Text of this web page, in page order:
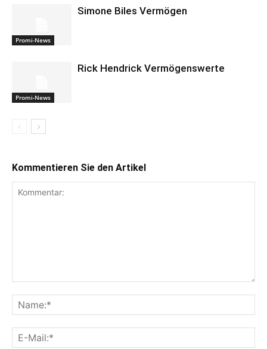
Promi-News
Simone Biles Vermögen
Promi-News
Rick Hendrick Vermögenswerte
Kommentieren Sie den Artikel